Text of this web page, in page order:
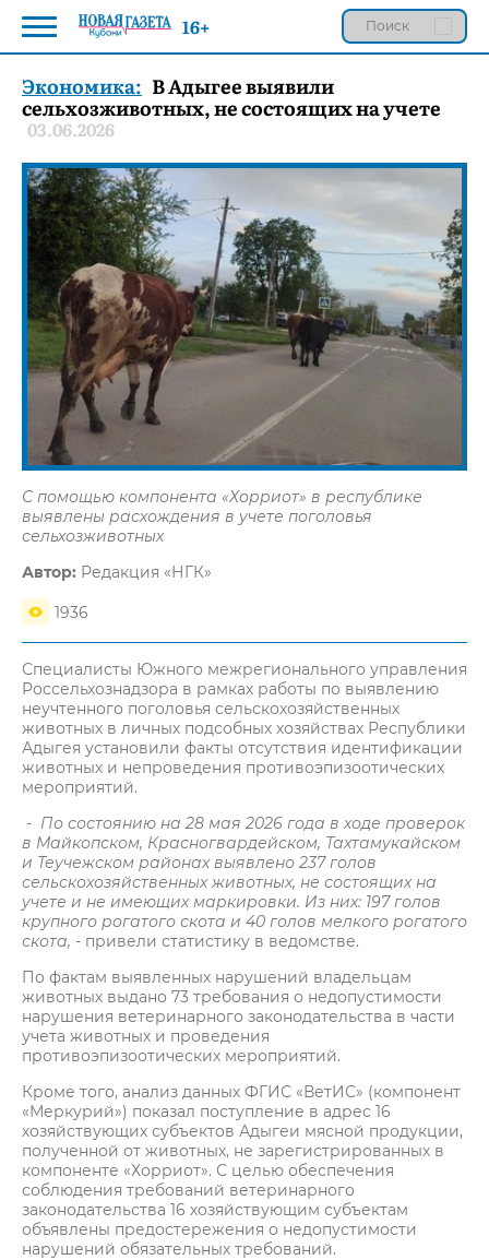
Экономика: В Адыгее выявили
сельхозживотных, не состоящих на учете
03.06.2026
С помощью компонента «Хорриот» в республике
выявлены расхождения в учете поголовья
сельхозживотных
Автор: Редакция «НГК»
1936
Специалисты Южного межрегионального управления
Россельхознадзора в рамках работы по выявлению
неучтенного поголовья сельскохозяйственных
животных в личных подсобных хозяйствах Республики
Адыгея установили факты отсутствия идентификации
животных и непроведения противоэпизоотических
мероприятий.
- По состоянию на 28 мая 2026 года в ходе проверок
в Майкопском, Красногвардейском, Тахтамукайском
и Теучежском районах выявлено 237 голов
сельскохозяйственных животных, не состоящих на
учете и не имеющих маркировки. Из них: 197 голов
крупного рогатого скота и 40 голов мелкого рогатого
скота, - привели статистику в ведомстве.
По фактам выявленных нарушений владельцам
животных выдано 73 требования о недопустимости
нарушения ветеринарного законодательства в части
учета животных и проведения
противоэпизоотических мероприятий.
Кроме того, анализ данных ФГИС «ВетИС» (компонент
«Меркурий») показал поступление в адрес 16
хозяйствующих субъектов Адыгеи мясной продукции,
полученной от животных, не зарегистрированных в
компоненте «Хорриот». С целью обеспечения
соблюдения требований ветеринарного
законодательства 16 хозяйствующим субъектам
объявлены предостережения о недопустимости
нарушений обязательных требований.
16+